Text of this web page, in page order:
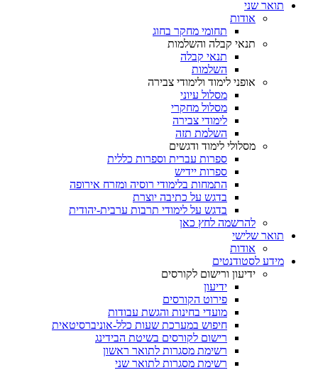
תואר שני
אודות
תחומי מחקר בחוג
תנאי קבלה והשלמות
תנאי קבלה
השלמות
אופני לימוד ולימודי צבירה
מסלול עיוני
מסלול מחקרי
לימודי צבירה
השלמת תזה
מסלולי לימוד ודגשים
ספרות עברית וספרות כללית
ספרות יידיש
התמחות בלימודי רוסיה ומזרח אירופה
בדגש על כתיבה יוצרת
בדגש על לימודי תרבות ערבית-יהודית
להרשמה לחץ כאן
תואר שלישי
אודות
מידע לסטודנטים
ידיעון ורישום לקורסים
ידיעון
פירוט הקורסים
מועדי בחינות והגשת עבודות
חיפוש במערכת שעות כלל-אוניברסיטאית
רישום לקורסים בשיטת הבידינג
רשימת מסגרות לתואר ראשון
רשימת מסגרות לתואר שני